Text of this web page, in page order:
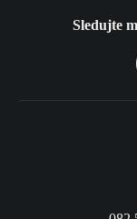
Sledujte